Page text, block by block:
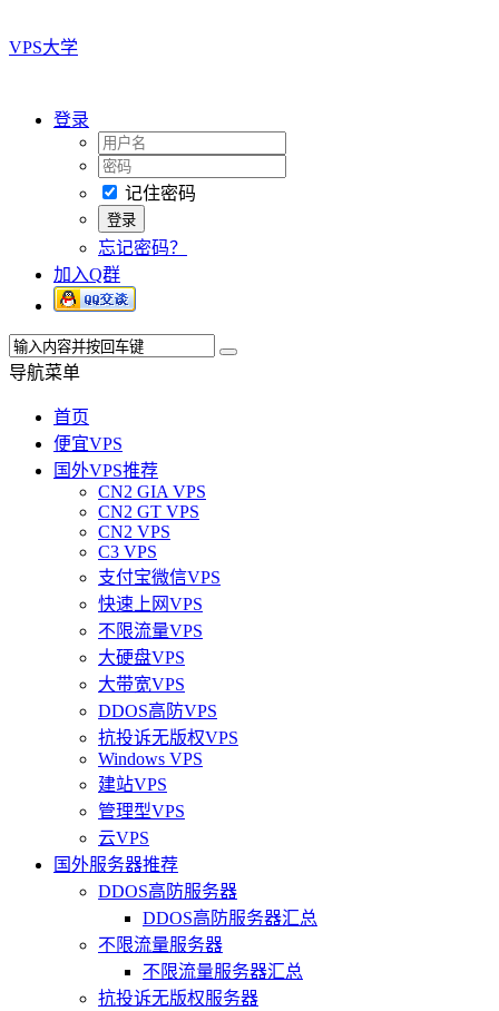
VPS大学
登录
记住密码
忘记密码？
加入Q群
导航菜单
首页
便宜VPS
国外VPS推荐
CN2 GIA VPS
CN2 GT VPS
CN2 VPS
C3 VPS
支付宝微信VPS
快速上网VPS
不限流量VPS
大硬盘VPS
大带宽VPS
DDOS高防VPS
抗投诉无版权VPS
Windows VPS
建站VPS
管理型VPS
云VPS
国外服务器推荐
DDOS高防服务器
DDOS高防服务器汇总
不限流量服务器
不限流量服务器汇总
抗投诉无版权服务器